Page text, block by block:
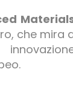
che mira